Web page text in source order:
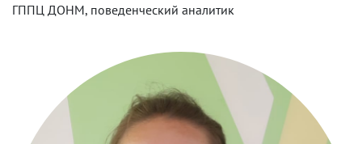
ГППЦ ДОНМ, поведенческий аналитик